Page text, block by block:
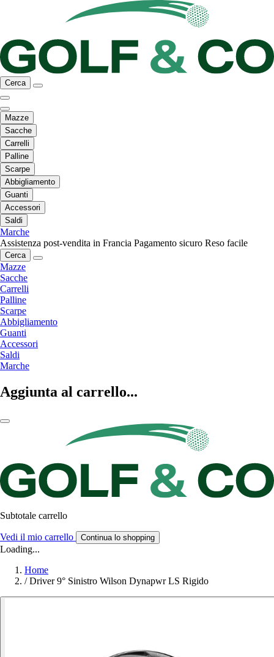
Cerca
Mazze
Sacche
Carrelli
Palline
Scarpe
Abbigliamento
Guanti
Accessori
Saldi
Marche
Assistenza post-vendita in Francia Pagamento sicuro Reso facile
Cerca
Mazze
Sacche
Carrelli
Palline
Scarpe
Abbigliamento
Guanti
Accessori
Saldi
Marche
Aggiunta al carrello...
Subtotale carrello
Vedi il mio carrello Continua lo shopping
Loading...
Home
/ Driver 9° Sinistro Wilson Dynapwr LS Rigido